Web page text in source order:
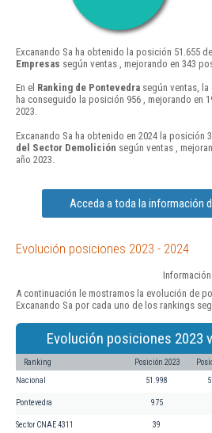
Excanando Sa ha obtenido la posición 51.655 del
Empresas según ventas , mejorando en 343
En el Ranking de Pontevedra según ventas, la
ha conseguido la posición 956 , mejorando en
2023.
Excanando Sa ha obtenido en 2024 la posición
del Sector Demolición según ventas ,
año 2023.
Acceda a toda la información
Evolución posiciones 2023 - 2024
A continuación le mostramos la evolución de
Excanando Sa por cada uno de los rankings
Evolución posiciones 2023
Ranking Posición 2023
Nacional 51.998
Pontevedra 975
Sector CNAE 4311 39